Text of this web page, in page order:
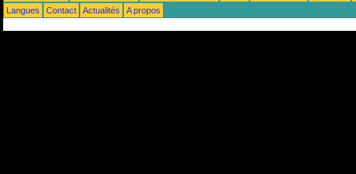
Langues
Contact Actualités A propos